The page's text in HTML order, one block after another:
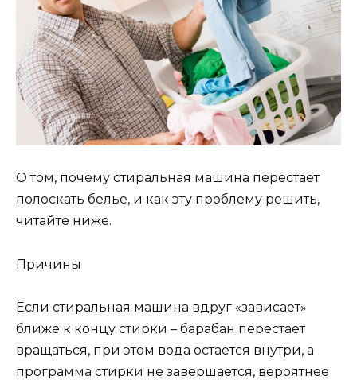
О том, почему стиральная машина перестает
полоскать белье, и как эту проблему решить,
читайте ниже.
Причины
Если стиральная машина вдруг «зависает»
ближе к концу стирки – барабан перестает
вращаться, при этом вода остается внутри, а
программа стирки не завершается, вероятнее